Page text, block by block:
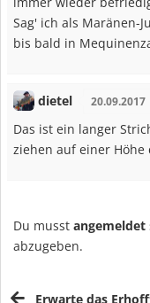
Sag' ich als Maränen-
bis bald in
dietel 20.09.2017
Das ist ein langer
ziehen auf einer Höhe
Du musst angemeldet
abzugeben.
Erwarte das